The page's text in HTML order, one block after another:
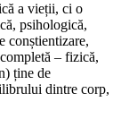
a vieții, ci o
psihologică,
conștientizare,
– fizică,
ține de
dintre corp,